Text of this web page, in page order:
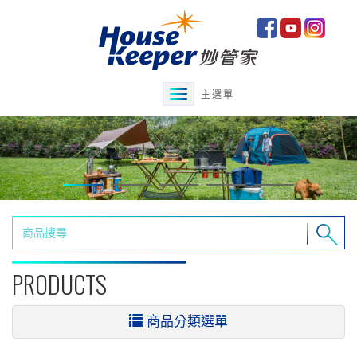
主選單
PRODUCTS
商品分類選單